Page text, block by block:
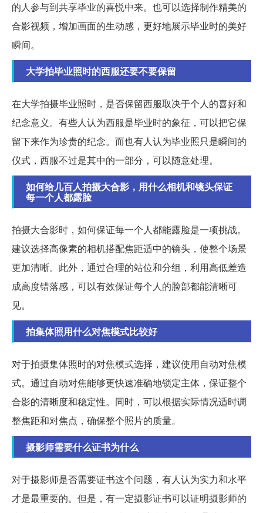
的人参与到共享毕业的喜悦中来。也可以选择制作精美的
合影视频，增加画面的生动感，更好地展示毕业时的美好
瞬间。
大学拍毕业照时的西服还要不要保留
在大学拍摄毕业照时，是否保留西服取决于个人的喜好和
纪念意义。有些人认为西服是毕业时的象征，可以把它保
留下来作为珍贵的纪念。而也有人认为毕业照只是瞬间的
仪式，西服不过是其中的一部分，可以随意处理。
如何给几百人拍摄大合影，用什么相机和镜头保证
每一个人都露脸
拍摄大合影时，如何保证每一个人都能露脸是一项挑战。
建议选择高像素的相机搭配焦距适中的镜头，使整个场景
更加清晰。此外，通过合理的站位和分组，利用高低差造
成高度错落感，可以有效保证每个人的脸部都能清晰可
见。
拍集体照用什么对焦模式比较好
对于拍摄集体照时的对焦模式选择，建议使用自动对焦模
式。通过自动对焦能够更快速准确地锁定主体，保证整个
合影的清晰度和稳定性。同时，可以根据实际情况适时调
整焦距和对焦点，确保整个照片的质量。
摄影师需要什么证书为什么
对于摄影师是否需要证书这个问题，有人认为实力和水平
才是最重要的。但是，有一定摄影证书可以证明摄影师的